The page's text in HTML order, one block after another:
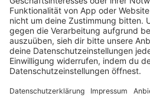
Seid ihr bereit für den perfekten
Schaltet ein beimantenne 1
Wochenend-Starter– das ist eure
acht bis
Wir schauen auf die Woche